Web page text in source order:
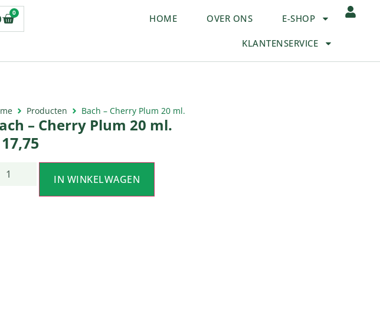
0 HOME OVER ONS E-SHOP
KLANTENSERVICE
Producten Bach – Cherry Plum 20 ml.
– Cherry Plum 20 ml.
17,75
IN WINKELWAGEN